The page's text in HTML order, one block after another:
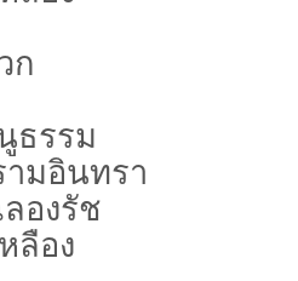
ก
ธรรม
มอินทรา
องรัช
ลือง